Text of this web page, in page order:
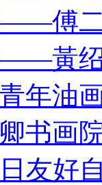
——傅
——黃
年油
书画
友好